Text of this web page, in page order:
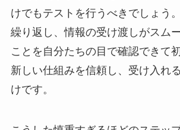
けでもテストを行うべきでしょう
繰り返し、情報の受け渡しがスム
ことを自分たちの目で確認できて
新しい仕組みを信頼し、受け入れ
けです。